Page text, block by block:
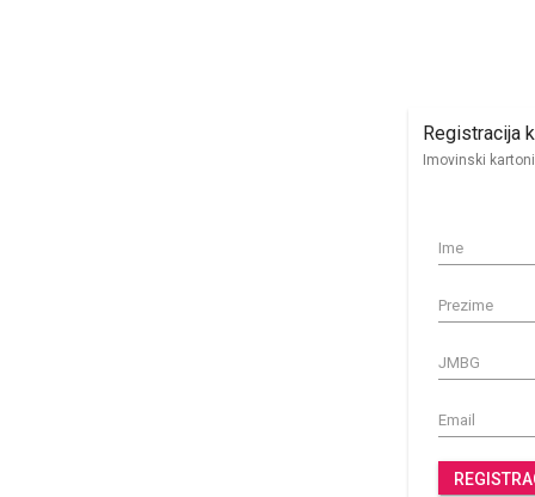
Registracija
Imovinski kartoni